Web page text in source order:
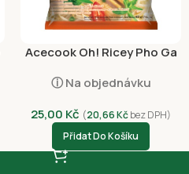
Acecook Oh! Ricey Pho Ga
ⓘ Na objednávku
25,00 Kč (20,66Kčbez DPH)
Přidat Do Košíku